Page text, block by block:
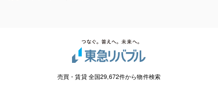
売買・賃貸 全国29,672件から物件検索